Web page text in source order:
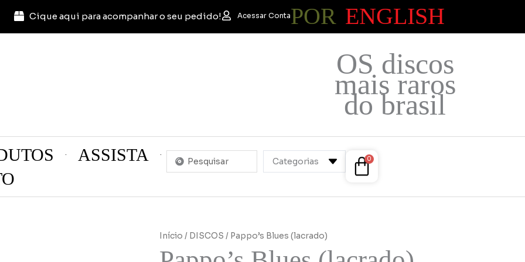
Cique aqui para acompanhar o seu pedido! Acessar ContaPOR ENGLISH
OS discos
mais raros
do brasil
ASSISTA
Pesquisar
...
0
Cart
Início / DISCOS / Pappo’s Blues (lacrado)